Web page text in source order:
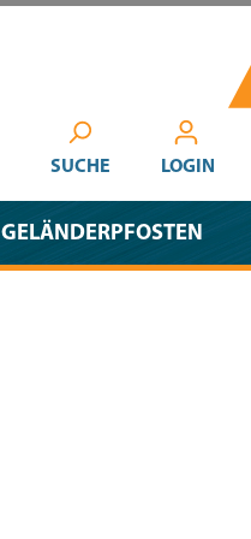
SUCHE LOGIN
GELÄNDERPFOSTEN